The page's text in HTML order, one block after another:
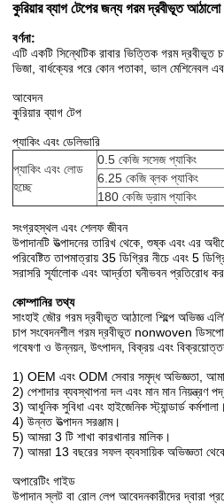
কুরিয়ার ব্যাগ টেপের জন্য গরম দ্রবীভূত
বর্ণনা:
এটি একটি সিন্থেটিক রাবার ভিত্তিক গরম দ্রবীভূত
ভিজা, বার্ধক্যের পরে কোন পতাকা, ভাল মেশিনেবল
আবেদন
কুরিয়ার ব্যাগ টেপ
প্যাকিং এবং ডেলিভারি
প্যাকিং এবং লোড
হচ্ছে
0.5 কেজি সসেজ প্যাকিং
6.25 কেজি ব্লক প্যাকিং
180 কেজি ড্রাম প্যাকিং
সংগ্রহস্থল এবং শেলফ জীবন
উপাদানটি উত্পাদনের তারিখ থেকে, শুষ্ক এবং এর
পরিবেষ্টিত তাপমাত্রায় 35 ডিগ্রির নীচে এবং 5
সরাসরি সূর্যালোক এবং আর্দ্রতা ঘনীভবন প্রতিরোধ
কোম্পানির তথ্য
সাংহাই জৌর গরম দ্রবীভূত আঠালো শিল্পে অভিজ্ঞ
চাপ সংবেদনশীল গরম দ্রবীভূত nonwoven
গবেষণা ও উন্নয়ন, উৎপাদন, বিক্রয় এবং
1) OEM এবং ODM সেবার সমৃদ্ধ অভিজ্ঞতা,
2) পেশাদার ব্যবস্থাপনা দল এবং মান মান নিয়ন্ত্রণ
3) আধুনিক সুবিধা এবং হাইজেনিক স্ট্যান্ডার্ড কর্মশালা।
4) উন্নত উত্পাদন সরঞ্জাম।
5) আমরা 3 টি শাখা কারখানার মালিক।
7) আমরা 13 বছরের সফল ব্যবসায়িক অভিজ্ঞতা
অপারেটিং গাইড
উপাদান স্লট বা রোল লেপ আবেদনকারীদের দ্বারা